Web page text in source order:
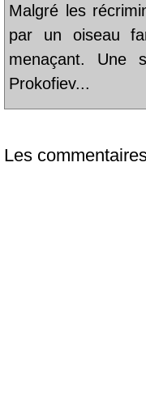
Malgré les
par un oiseau
menaçant. Une
Prokofiev...
Les